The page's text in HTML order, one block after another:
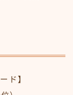
ド】